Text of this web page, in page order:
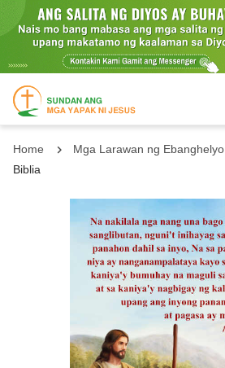
Home Mga Larawan ng Ebanghelyo
Biblia